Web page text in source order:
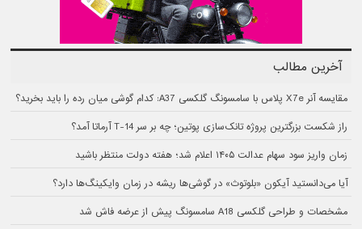
آخرین مطالب
مقایسه آنر X7e پلاس با سامسونگ گلکسی A37: کدام گوشی میان رده را باید بخرید؟
راز شکست بزرگترین پروژه تانک‌سازی پوتین؛ چه بر سر T-14 آرماتا آمد؟
زمان واریز سود سهام عدالت ۱۴۰۵ اعلام شد؛ هفته دولت منتظر باشید
آیا می‌دانستید آیکون «بلوتوث» در گوشی‌ها ریشه در زمان وایکینگ‌ها دارد؟
مشخصات و طراحی گلکسی A18 سامسونگ پیش از عرضه فاش شد